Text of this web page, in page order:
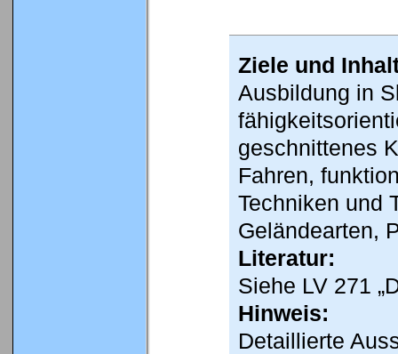
Ziele und
Ausbildung in
geschnittenes
Fahren,
Techniken und
Geländearten,
Literatur:
Siehe LV 271
Hinweis:
Detaillierte